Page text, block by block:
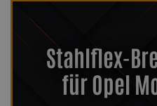
Stahlflex-
für Opel